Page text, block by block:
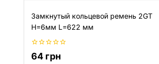
Замкнутый кольцевой ремень 2GT
H=6мм L=622 мм
0
из
64 грн